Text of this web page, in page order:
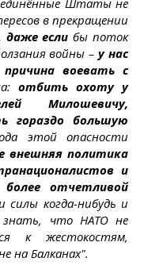
Штаты не
в прекращении
даже если бы поток
войны –у нас
воевать с
отбить охоту у
Милошевичу,
гораздо большую
этой опасности
внешняя политика
и
отчетливой
силы когда-нибудь и
что НАТО не
к жестокостям,
на Балканах".